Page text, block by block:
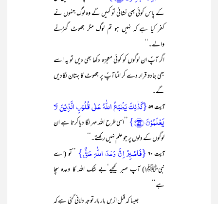
کے پاس کوئی بھی نشانی تو کہیں گے وہ لوگ جنہوں نے
کفر کیا ہے کہ نہیں ہو تم لوگ مگر جھوٹ گھڑنے
والے۔‘‘
اگر آپؐ ان لوگوں کو کوئی معجزہ دکھا بھی دیں تو یہ اسے
بھی جادو قرار دے کر الٹا آپؐ پر جھوٹ کا بہتان لگادیں
گے۔
آیت ۵۹
{کَذٰلِکَ یَطۡبَعُ اللّٰہُ عَلٰی قُلُوۡبِ الَّذِیۡنَ لَا
یَعۡلَمُوۡنَ ﴿۵۹﴾}
’’اسی طرح اللہ مہر لگا دیا کرتا ہے ان
لوگوں کے دلوں پر جو علم نہیں رکھتے۔‘‘
آیت ۶۰ {فَاصۡبِرۡ اِنَّ وَعۡدَ اللّٰہِ حَقٌّ} ’’تو (اے
نبیﷺ!) آپ صبر کیجیے‘بے شک اللہ کا وعدہ سچا
ہے‘‘
جیسا کہ قبل ازیں بار بار توجہ دلائی گئی ہے کہ